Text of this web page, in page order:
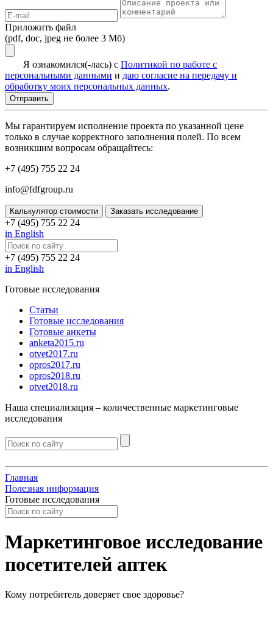
Приложить файл
(pdf, doc, jpeg не более 3 Мб)
Я ознакомился(-лась) с Политикой по работе с
персональными данными и даю согласие на передачу и
обработку моих персональных данных.
Мы гарантируем исполнение проекта по указанной цене
только в случае корректного заполнения полей. По всем
возникшим вопросам обращайтесь:
+7 (495) 755 22 24
info@fdfgroup.ru
Калькулятор стоимости Заказать исследование
+7 (495) 755 22 24
in English
+7 (495) 755 22 24
in English
Готовые исследования
Статьи
Готовые исследования
Готовые анкеты
anketa2015.ru
otvet2017.ru
opros2017.ru
opros2018.ru
otvet2018.ru
Наша специализация – количественные маркетинговые
исследования
Главная
Полезная информация
Готовые исследования
Маркетинговое исследование
посетителей аптек
Кому потребитель доверяет свое здоровье?